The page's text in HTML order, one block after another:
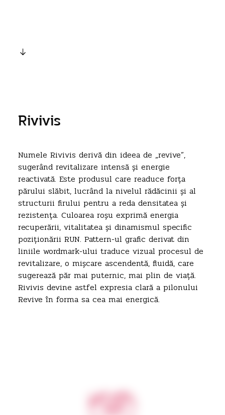
Rivivis
Numele Rivivis derivă din ideea de „revive”,
sugerând revitalizare intensă și energie
reactivată. Este produsul care readuce forța
părului slăbit, lucrând la nivelul rădăcinii și al
structurii firului pentru a reda densitatea și
rezistența. Culoarea roșu exprimă energia
recuperării, vitalitatea și dinamismul specific
poziționării RUN. Pattern-ul grafic derivat din
liniile wordmark-ului traduce vizual procesul de
revitalizare, o mișcare ascendentă, fluidă, care
sugerează păr mai puternic, mai plin de viață.
Rivivis devine astfel expresia clară a pilonului
Revive în forma sa cea mai energică.